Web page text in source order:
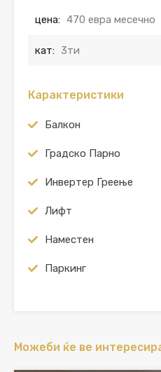
цена: 470 евра месечно
кат: 3ти
Карактеристики
Балкон
Градско Парно
Инвертер Греење
Лифт
Наместен
Паркинг
Можеби ќе ве